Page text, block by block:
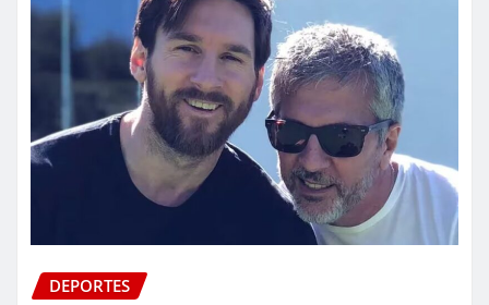
DEPORTES